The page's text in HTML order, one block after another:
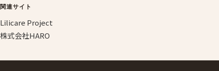
関連サイト
Lilicare Project
株式会社HARO